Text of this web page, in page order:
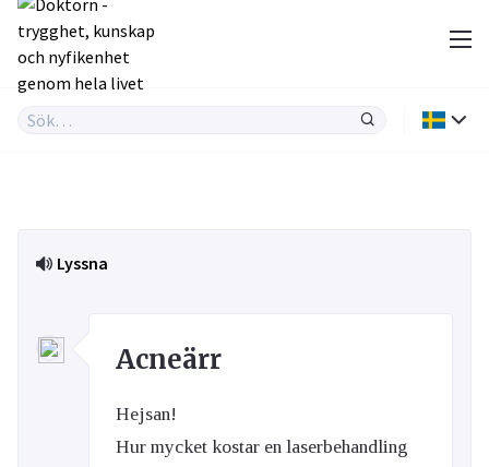
Lyssna
Acneärr
Hejsan!
Hur mycket kostar en laserbehandling